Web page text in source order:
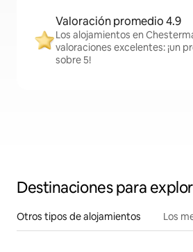
Valoración promedio 4.9
Los alojamientos en
valoraciones excelentes: ¡un
sobre 5!
Destinaciones para
Otros tipos de alojamientos Los